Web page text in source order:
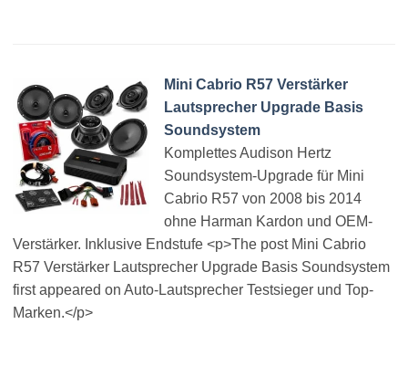
Mini Cabrio R57 Verstärker
Lautsprecher Upgrade Basis
Soundsystem
Komplettes Audison Hertz
Soundsystem-Upgrade für Mini
Cabrio R57 von 2008 bis 2014
ohne Harman Kardon und OEM-
Verstärker. Inklusive Endstufe <p>The post Mini Cabrio
R57 Verstärker Lautsprecher Upgrade Basis Soundsystem
first appeared on Auto-Lautsprecher Testsieger und Top-
Marken.</p>